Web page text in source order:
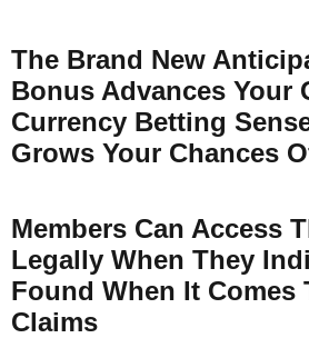
The Brand New
Bonus Advances Your
Currency Betting
Grows Your Chances
Members Can Access
Legally When They
Found When It Comes
Claims